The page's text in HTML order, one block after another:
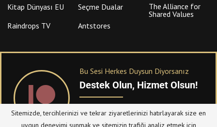
Kitap Dünyası EU
Seçme Dualar
The Alliance for
Shared Values
Raindrops TV
Antstores
Bu Sesi Herkes Duysun Diyorsanız
Destek Olun, Hizmet Olsun!
PATREONüzerinden sitemize bağışta
bulanabilirsiniz.
Sitemizde, tercihlerinizi ve tekrar ziyaretlerinizi hatırlayarak size en
uygun deneyimi sunmak ve sitemizin trafiği analiz etmek için